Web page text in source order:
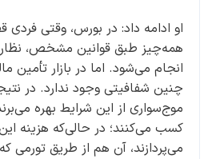
او ادامه داد: در بورس، وقتی
همه‌چیز طبق قوانین مشخص،
انجام می‌شود. اما در بازار تأمین
چنین شفافیتی وجود ندارد. در
موج‌سواری از این شرایط بهره
کسب می‌کنند؛ در حالی‌که هزینه
می‌پردازند، آن هم از طریق تورمی